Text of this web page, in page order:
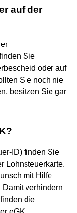
auf der
Sie
oder auf
Sie noch nie
besitzen Sie gar
ID) finden Sie
Lohnsteuerkarte.
mit Hilfe
Damit verhindern
die
eGK.